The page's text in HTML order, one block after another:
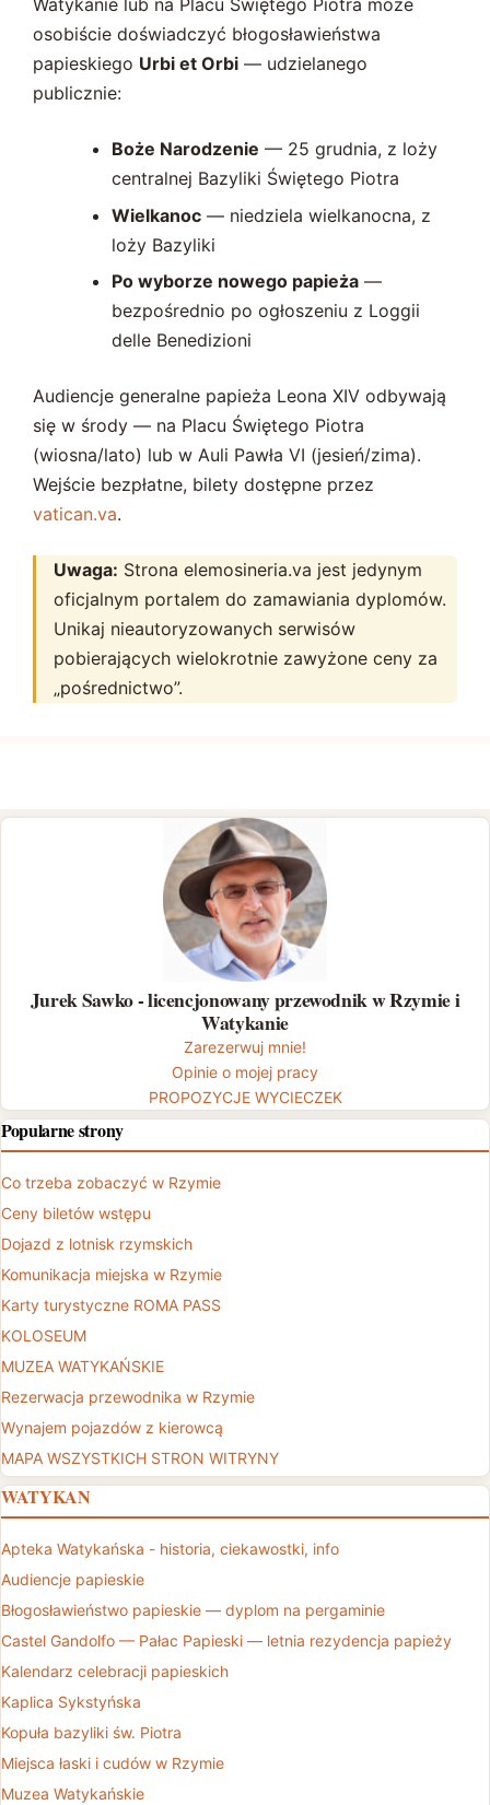
Watykanie lub na Placu Świętego Piotra może
osobiście doświadczyć błogosławieństwa
papieskiego Urbi et Orbi — udzielanego
publicznie:
Boże Narodzenie — 25 grudnia, z loży
centralnej Bazyliki Świętego Piotra
Wielkanoc — niedziela wielkanocna, z
loży Bazyliki
Po wyborze nowego papieża —
bezpośrednio po ogłoszeniu z Loggii
delle Benedizioni
Audiencje generalne papieża Leona XIV odbywają
się w środy — na Placu Świętego Piotra
(wiosna/lato) lub w Auli Pawła VI (jesień/zima).
Wejście bezpłatne, bilety dostępne przez
vatican.va.
Uwaga: Strona elemosineria.va jest jedynym
oficjalnym portalem do zamawiania dyplomów.
Unikaj nieautoryzowanych serwisów
pobierających wielokrotnie zawyżone ceny za
„pośrednictwo”.
Jurek Sawko - licencjonowany przewodnik w Rzymie i
Watykanie
Zarezerwuj mnie!
Opinie o mojej pracy
PROPOZYCJE WYCIECZEK
Popularne strony
Co trzeba zobaczyć w Rzymie
Ceny biletów wstępu
Dojazd z lotnisk rzymskich
Komunikacja miejska w Rzymie
Karty turystyczne ROMA PASS
KOLOSEUM
MUZEA WATYKAŃSKIE
Rezerwacja przewodnika w Rzymie
Wynajem pojazdów z kierowcą
MAPA WSZYSTKICH STRON WITRYNY
WATYKAN
Apteka Watykańska - historia, ciekawostki, info
Audiencje papieskie
Błogosławieństwo papieskie — dyplom na pergaminie
Castel Gandolfo — Pałac Papieski — letnia rezydencja papieży
Kalendarz celebracji papieskich
Kaplica Sykstyńska
Kopuła bazyliki św. Piotra
Miejsca łaski i cudów w Rzymie
Muzea Watykańskie